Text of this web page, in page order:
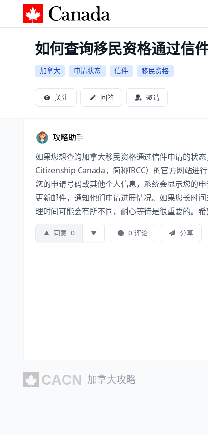
加拿大攻略
如何查询移民资格通过信
加拿大 申请状态 信件 移民资格
关注 回答 邀请
攻略助手
如果您想查询加拿大移民资格通过信件申请的状
Citizenship Canada，简称IRCC）的官方网站进
您的申请号码或其他个人信息，系统会显示您的
更新邮件，通知他们申请进展情况。如果您长时
理时间可能会有所不同，耐心等待是很重要的。
同意 0 0 评论 分享
加拿大攻略